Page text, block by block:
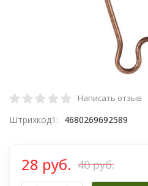
Написать отзыв
Штрихкод1: 4680269692589
28 руб. 40 руб.